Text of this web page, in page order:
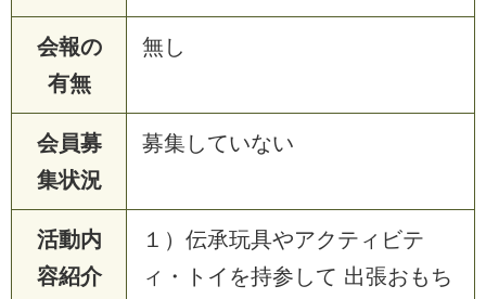
会報の
有無
無し
会員募
集状況
募集していない
活動内
容紹介
１）伝承玩具やアクティビテ
ィ・トイを持参して 出張おもち